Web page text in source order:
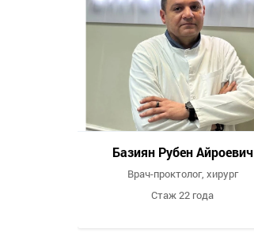
Базиян Рубен Айроевич
Врач-проктолог, хирург
Стаж 22 года